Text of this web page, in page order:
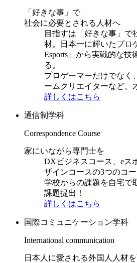
「好きな事」で
社会に必要とされる人材へ
目指すは「好きな事」で
材。日本一に輝いたプロ
Esports」から実戦的な技
る。
プロゲーマーだけでなく
ームクリエイターなど、
詳しくはこちら
通信制学科
Correspondence Course
家にいながら専門士を
DXビジネスコース、eス
ザインコースの3つのコー
学校からの課題を自宅で
課題提出！
詳しくはこちら
国際コミュニケーション学科
International communication
日本人に愛される外国人人材